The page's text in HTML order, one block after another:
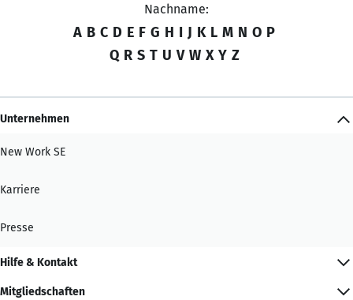
Nachname:
A B C D E F G H I J K L M N O P
Q R S T U V W X Y Z
Unternehmen
New Work SE
Karriere
Presse
Hilfe & Kontakt
Mitgliedschaften